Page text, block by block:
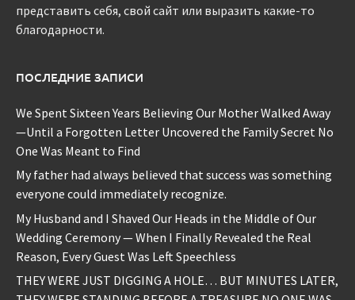
представить себя, свой сайт или выразить какие-то
благодарности.
ПОСЛЕДНИЕ ЗАПИСИ
We Spent Sixteen Years Believing Our Mother Walked Away
—Until a Forgotten Letter Uncovered the Family Secret No
One Was Meant to Find
My father had always believed that success was something
everyone could immediately recognize.
My Husband and I Shaved Our Heads in the Middle of Our
Wedding Ceremony — When I Finally Revealed the Real
Reason, Every Guest Was Left Speechless
THEY WERE JUST DIGGING A HOLE… BUT MINUTES LATER,